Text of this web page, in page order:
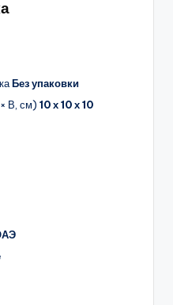
Без упаковки
В, см) 10 х 10 х 10